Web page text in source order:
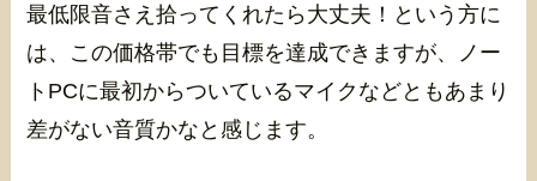
最低限音さえ拾ってくれたら大丈夫！という方に
は、この価格帯でも目標を達成できますが、ノー
トPCに最初からついているマイクなどともあまり
差がない音質かなと感じます。